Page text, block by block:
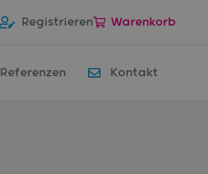
Registrieren Warenkorb
Referenzen Kontakt